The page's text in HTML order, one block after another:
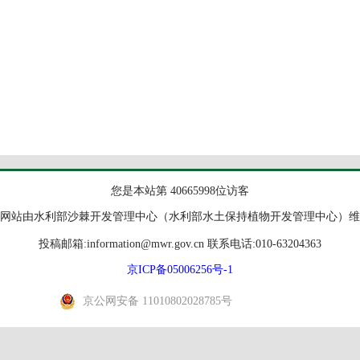
您是本站第 40665998位访客
站由水利部沙棘开发管理中心（水利部水土保持植物开发管理中心）
投稿邮箱:information@mwr.gov.cn 联系电话:010-63204363
京ICP备05006256号-1
京公网安备 11010802028785号